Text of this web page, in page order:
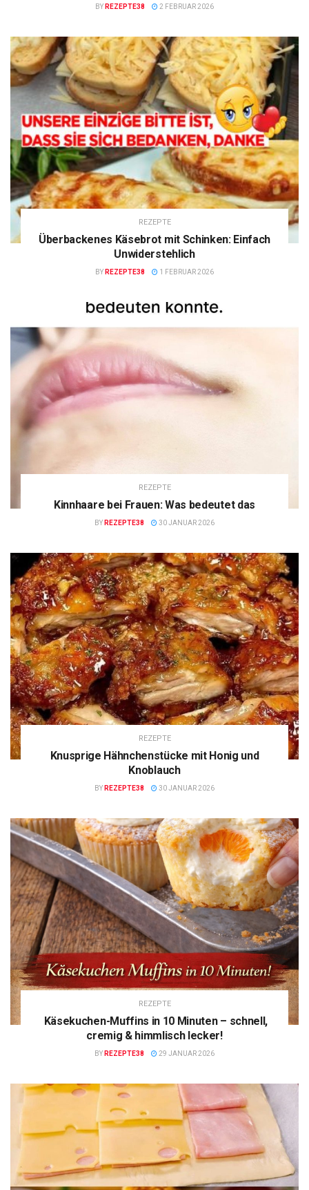
BY REZEPTE38 2 FEBRUAR 2026
REZEPTE
Überbackenes Käsebrot mit Schinken: Einfach
Unwiderstehlich
BY REZEPTE38 1 FEBRUAR 2026
REZEPTE
Kinnhaare bei Frauen: Was bedeutet das
BY REZEPTE38 30 JANUAR 2026
REZEPTE
Knusprige Hähnchenstücke mit Honig und
Knoblauch
BY REZEPTE38 30 JANUAR 2026
REZEPTE
Käsekuchen-Muffins in 10 Minuten – schnell,
cremig & himmlisch lecker!
BY REZEPTE38 29 JANUAR 2026